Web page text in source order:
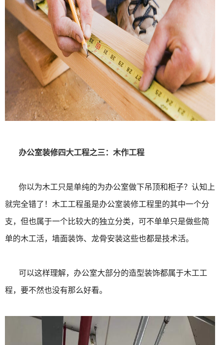
办公室装修四大工程之三：木作工程
你以为木工只是单纯的为办公室做下吊顶和柜子？认知上
就完全错了！木工工程虽是办公室装修工程里的其中一个分
支，但也属于一个比较大的独立分类，可不单单只是做些简
单的木工活，墙面装饰、龙骨安装这些也都是技术活。
可以这样理解，办公室大部分的造型装饰都属于木工工
程，要不然也没有那么好看。